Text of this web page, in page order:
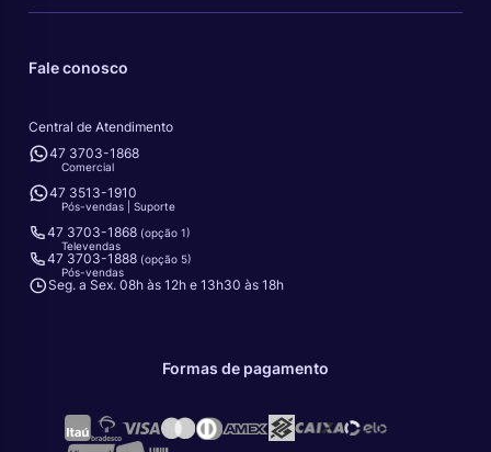
Fale conosco
Central de Atendimento
47 3703-1868
Comercial
47 3513-1910
Pós-vendas | Suporte
47 3703-1868 (opção 1)
Televendas
47 3703-1888 (opção 5)
Pós-vendas
Seg. a Sex. 08h às 12h e 13h30 às 18h
Formas de pagamento